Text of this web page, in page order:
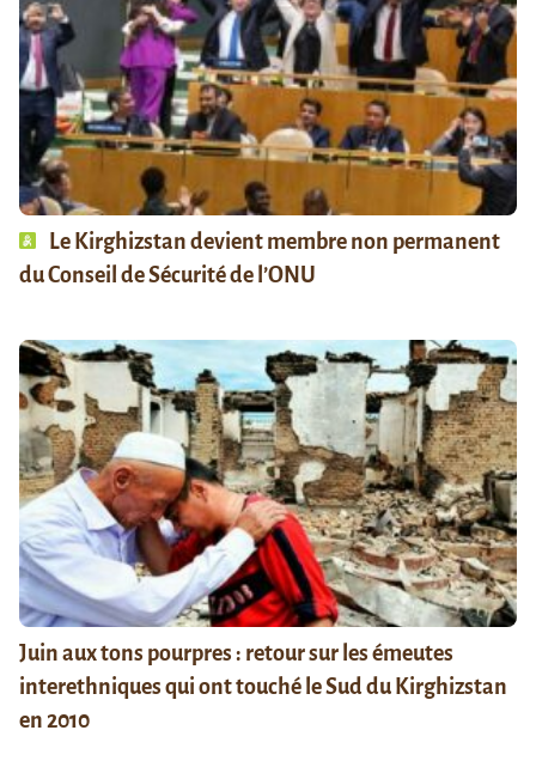
Le Kirghizstan devient membre non permanent
du Conseil de Sécurité de l’ONU
Juin aux tons pourpres : retour sur les émeutes
interethniques qui ont touché le Sud du Kirghizstan
en 2010